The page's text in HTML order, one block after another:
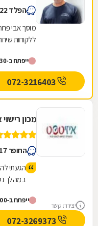
הפלד 22, חולון
מוסך אבי
ללקוחות
ניסיון,...
ייפתח ב-7:30
יצירת קשר
מכון
החופר 17, חולון
הגעתי
במהלך
המקום
ייפתח ב-7:00